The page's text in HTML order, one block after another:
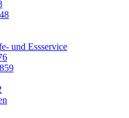
und Essservice